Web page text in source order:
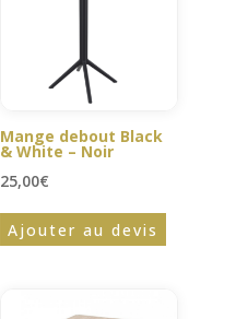
Mange debout Black
& White – Noir
25,00€
Ajouter au devis